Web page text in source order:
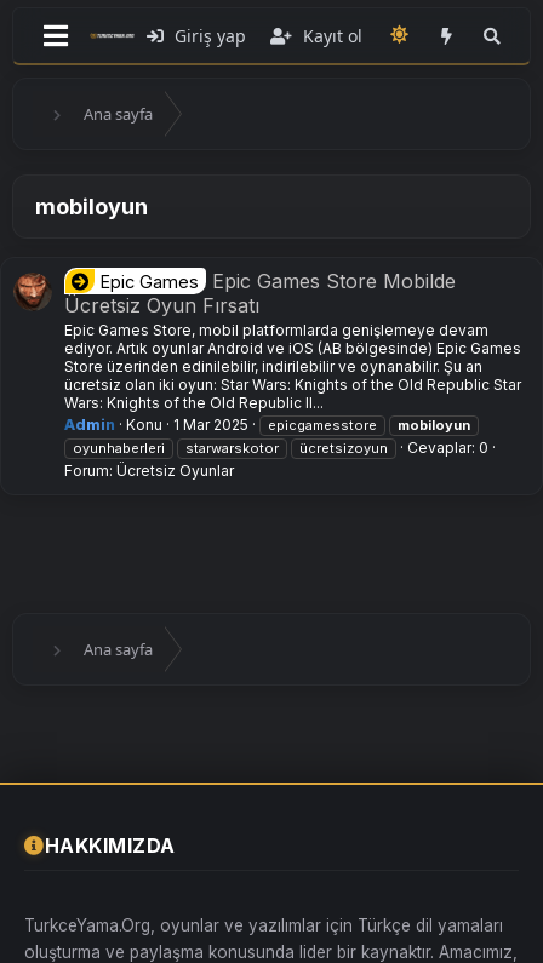
Giriş yap Kayıt ol
Ana sayfa
mobiloyun
Epic Games
Epic Games Store Mobilde
Ücretsiz Oyun Fırsatı
Epic Games Store, mobil platformlarda genişlemeye devam
ediyor. Artık oyunlar Android ve iOS (AB bölgesinde) Epic Games
Store üzerinden edinilebilir, indirilebilir ve oynanabilir. Şu an
ücretsiz olan iki oyun: Star Wars: Knights of the Old Republic Star
Wars: Knights of the Old Republic II...
Admin
Konu 1 Mar 2025 epicgamesstore
mobiloyun
oyunhaberleri
starwarskotor ücretsizoyun
Cevaplar: 0
Forum: Ücretsiz Oyunlar
Ana sayfa
HAKKIMIZDA
TurkceYama.Org, oyunlar ve yazılımlar için Türkçe dil yamaları
oluşturma ve paylaşma konusunda lider bir kaynaktır. Amacımız,